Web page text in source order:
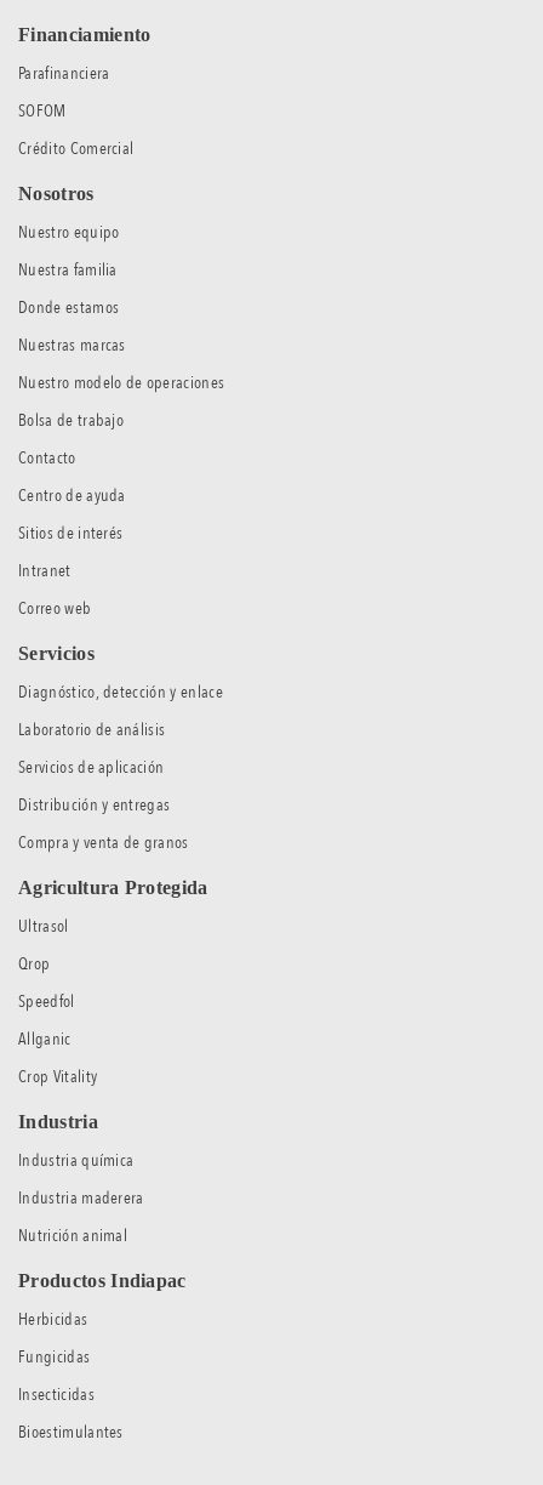
Financiamiento
Parafinanciera
SOFOM
Crédito Comercial
Nosotros
Nuestro equipo
Nuestra familia
Donde estamos
Nuestras marcas
Nuestro modelo de operaciones
Bolsa de trabajo
Contacto
Centro de ayuda
Sitios de interés
Intranet
Correo web
Servicios
Diagnóstico, detección y enlace
Laboratorio de análisis
Servicios de aplicación
Distribución y entregas
Compra y venta de granos
Agricultura Protegida
Ultrasol
Qrop
Speedfol
Allganic
Crop Vitality
Industria
Industria química
Industria maderera
Nutrición animal
Productos Indiapac
Herbicidas
Fungicidas
Insecticidas
Bioestimulantes